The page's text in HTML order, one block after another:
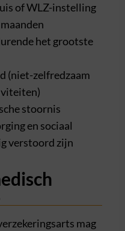
of WLZ-instelling
het grootste
(niet-zelfredzaam
stoornis
en sociaal
verstoord zijn
mag